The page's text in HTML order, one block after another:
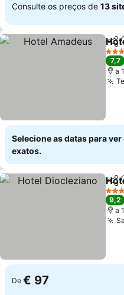
Consulte os preços de 13
3
7,7
a
Selecione as datas para
exatos.
4
9,2
a
De € 97